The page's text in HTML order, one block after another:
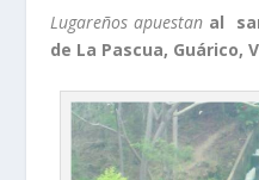
Lugareños apuestan al
de La Pascua, Guárico,